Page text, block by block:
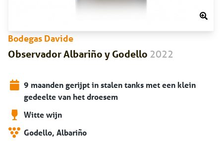
Bodegas Davide
Observador Albariño y Godello 2022
9 maanden gerijpt in stalen tanks met een klein
gedeelte van het droesem
Witte wijn
Godello, Albariño